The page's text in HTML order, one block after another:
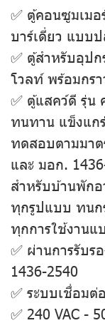
✅ ตู้คอนซูมเม
บาร์เดี่ยว แบบ
✅ ตู้สำหรับอุป
โวลท์ พร้อมกร
✅ ตู้แสคว์ดี รุ่น
ทนทาน แข็งแก
ทดสอบตามมาต
และ มอก.
สำหรับบ้านพัก
ทุกรูปแบบ ทนก
ทุกการใช้งาน
✅ ผ่านการรับร
1436-2540
✅ ระบบเชื่อม
✅ 240 VAC -